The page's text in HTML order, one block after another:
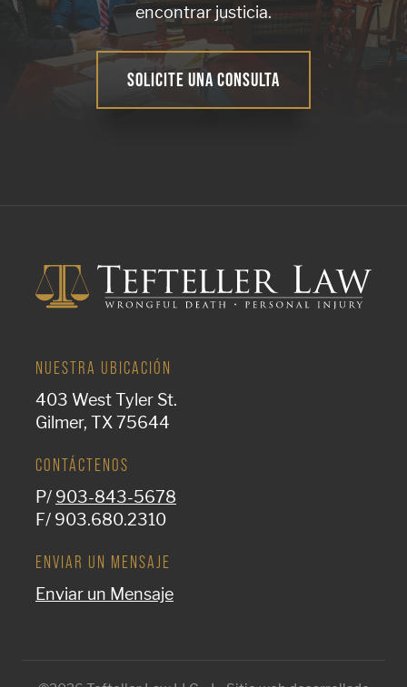
encontrar justicia.
SOLICITE UNA CONSULTA
NUESTRA UBICACIÓN
403 West Tyler St.
Gilmer, TX 75644
CONTÁCTENOS
P/ 903-843-5678
F/ 903.680.2310
ENVIAR UN MENSAJE
Enviar un Mensaje